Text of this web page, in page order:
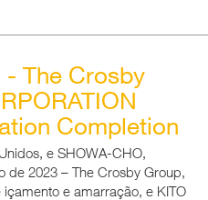
- The Crosby
Completion
e SHOWA-CHO,
de 2023 – The Crosby Group,
e amarração, e KITO